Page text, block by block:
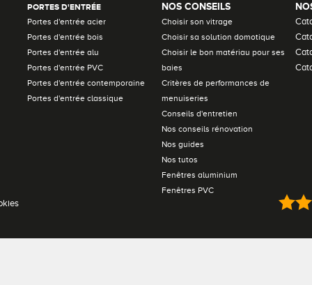
PORTES D'ENTRÉE
Portes d'entrée acier
Portes d'entrée bois
Portes d'entrée alu
Portes d'entrée PVC
Portes d'entrée contemporaine
Portes d'entrée classique
NOS CONSEILS
Choisir son vitrage
Choisir sa solution domotique
Choisir le bon matériau pour ses
baies
Critères de performances de
menuiseries
Conseils d'entretien
Nos conseils rénovation
Nos guides
Nos tutos
Fenêtres aluminium
Fenêtres PVC